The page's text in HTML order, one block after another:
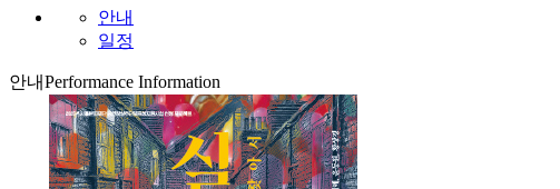
안내
일정
안내Performance Information